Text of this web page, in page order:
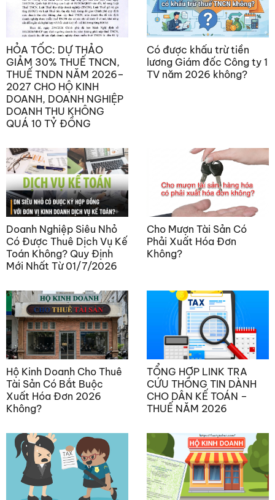
HỎA TỐC: DỰ THẢO
GIẢM 30% THUẾ TNCN,
THUẾ TNDN NĂM 2026–
2027 CHO HỘ KINH
DOANH, DOANH NGHIỆP
DOANH THU KHÔNG
QUÁ 10 TỶ ĐỒNG
Có được khấu trừ tiền
lương Giám đốc Công ty 1
TV năm 2026 không?
Doanh Nghiệp Siêu Nhỏ
Có Được Thuê Dịch Vụ Kế
Toán Không? Quy Định
Mới Nhất Từ 01/7/2026
Cho Mượn Tài Sản Có
Phải Xuất Hóa Đơn
Không?
Hộ Kinh Doanh Cho Thuê
Tài Sản Có Bắt Buộc
Xuất Hóa Đơn 2026
Không?
TỔNG HỢP LINK TRA
CỨU THÔNG TIN DÀNH
CHO DÂN KẾ TOÁN –
THUẾ NĂM 2026